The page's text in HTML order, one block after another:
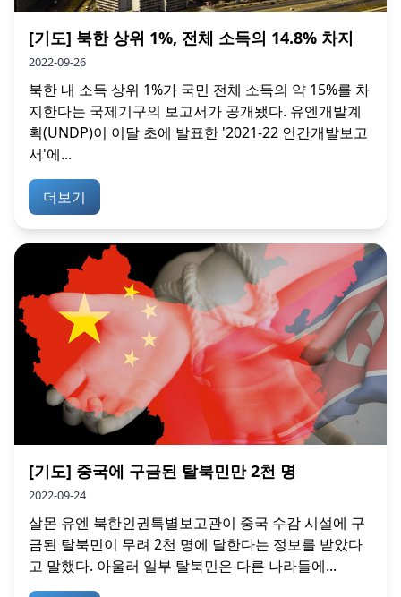
[기도] 북한 상위 1%, 전체 소득의 14.8% 차지
2022-09-26
북한 내 소득 상위 1%가 국민 전체 소득의 약 15%를 차
지한다는 국제기구의 보고서가 공개됐다. 유엔개발계
획(UNDP)이 이달 초에 발표한 '2021-22 인간개발보고
서'에...
더보기
[기도] 중국에 구금된 탈북민만 2천 명
2022-09-24
살몬 유엔 북한인권특별보고관이 중국 수감 시설에 구
금된 탈북민이 무려 2천 명에 달한다는 정보를 받았다
고 말했다. 아울러 일부 탈북민은 다른 나라들에...